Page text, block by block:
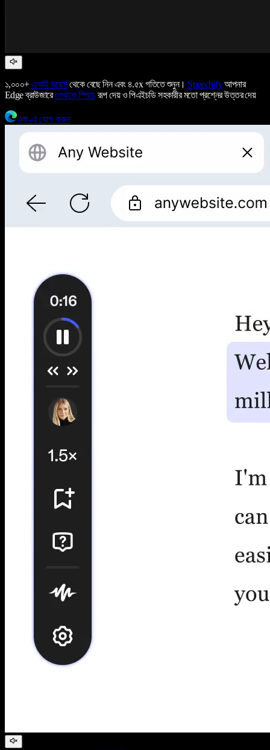
১,০০০+এআই ভয়েসথেকে বেছে নিন এবং ৪.৫x গতিতে শুনুন। Speechifyআপনার
Edge ব্রাউজারেলেখাকে স্পিচেরূপ দেয় ও পিএইচডি সহকারীর মতো প্রশ্নের উত্তর দেয়
এজ-এ যোগ করুন